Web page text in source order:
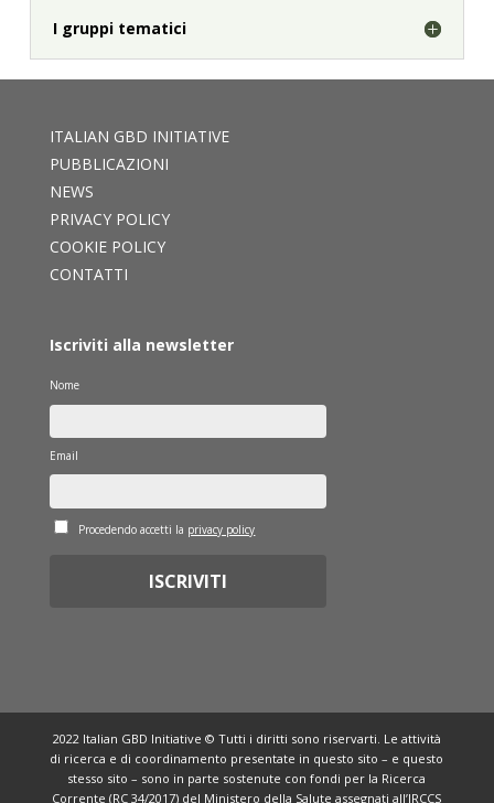
I gruppi tematici
ITALIAN GBD INITIATIVE
PUBBLICAZIONI
NEWS
PRIVACY POLICY
COOKIE POLICY
CONTATTI
Iscriviti alla newsletter
Nome
Email
Procedendo accetti la privacy policy
2022 Italian GBD Initiative © Tutti i diritti sono riservarti. Le attività
di ricerca e di coordinamento presentate in questo sito – e questo
stesso sito – sono in parte sostenute con fondi per la Ricerca
Corrente (RC 34/2017) del Ministero della Salute assegnati all’IRCCS